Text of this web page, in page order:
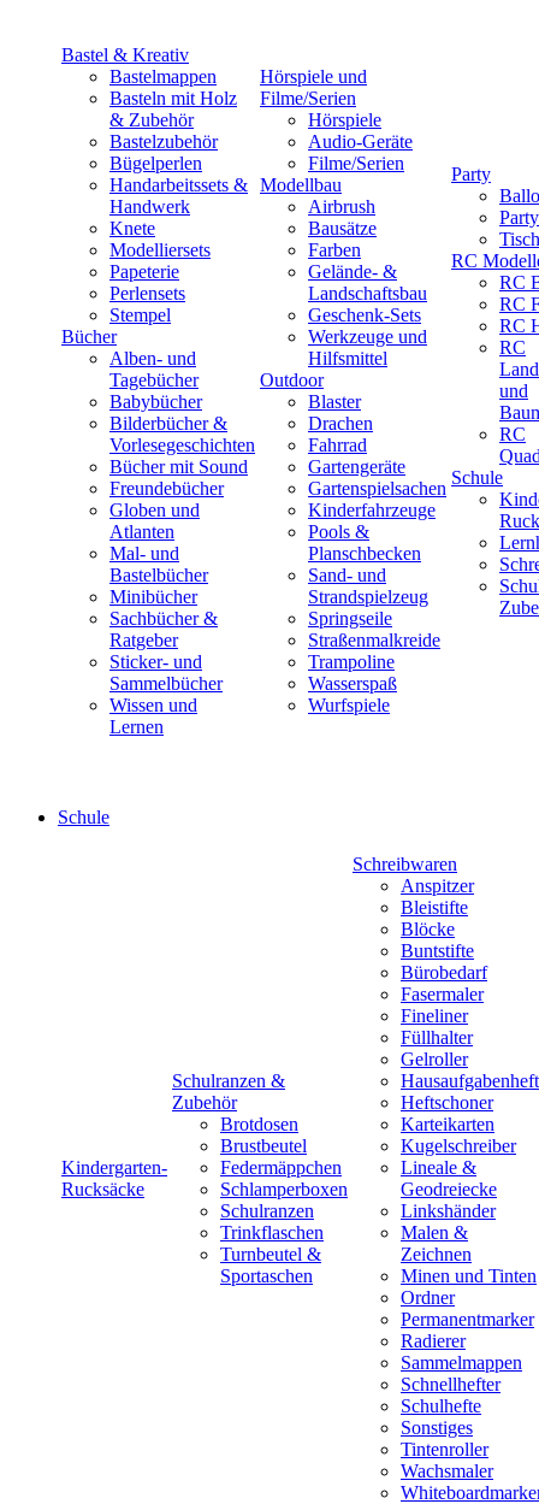
Bastel & Kreativ
Bastelmappen
Basteln mit Holz
& Zubehör
Bastelzubehör
Bügelperlen
Handarbeitssets &
Handwerk
Knete
Modelliersets
Papeterie
Perlensets
Stempel
Bücher
Alben- und
Tagebücher
Babybücher
Bilderbücher &
Vorlesegeschichten
Bücher mit Sound
Freundebücher
Globen und
Atlanten
Mal- und
Bastelbücher
Minibücher
Sachbücher &
Ratgeber
Sticker- und
Sammelbücher
Wissen und
Lernen
Hörspiele und
Filme/Serien
Hörspiele
Audio-Geräte
Filme/Serien
Modellbau
Airbrush
Bausätze
Farben
Gelände- &
Landschaftsbau
Geschenk-Sets
Werkzeuge und
Hilfsmittel
Outdoor
Blaster
Drachen
Fahrrad
Gartengeräte
Gartenspielsachen
Kinderfahrzeuge
Pools &
Planschbecken
Sand- und
Strandspielzeug
Springseile
Straßenmalkreide
Trampoline
Wasserspaß
Wurfspiele
Party
RC
RC
RC
RC
RC
und
RC
Schule
Schule
Kindergarten-
Rucksäcke
Schulranzen &
Zubehör
Brotdosen
Brustbeutel
Federmäppchen
Schlamperboxen
Schulranzen
Trinkflaschen
Turnbeutel &
Sportaschen
Schreibwaren
Anspitzer
Bleistifte
Blöcke
Buntstifte
Bürobedarf
Fasermaler
Fineliner
Füllhalter
Gelroller
Hausaufgabenheft
Heftschoner
Karteikarten
Kugelschreiber
Lineale &
Geodreiecke
Linkshänder
Malen &
Zeichnen
Minen und Tinten
Ordner
Permanentmarker
Radierer
Sammelmappen
Schnellhefter
Schulhefte
Sonstiges
Tintenroller
Wachsmaler